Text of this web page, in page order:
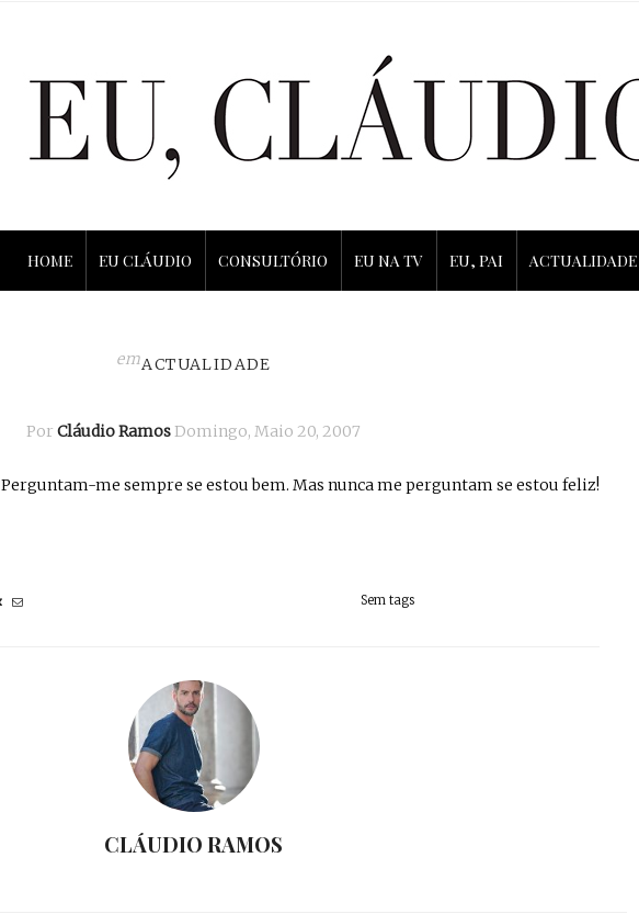
HOME EU CLÁUDIO CONSULTÓRIO EU NA TV EU, PAI ACTUALIDADE
emACTUALIDADE
PorCláudio RamosDomingo, Maio 20, 2007
Perguntam-me sempre se estou bem. Mas nunca me perguntam se estou feliz!
Sem tags
CLÁUDIO RAMOS